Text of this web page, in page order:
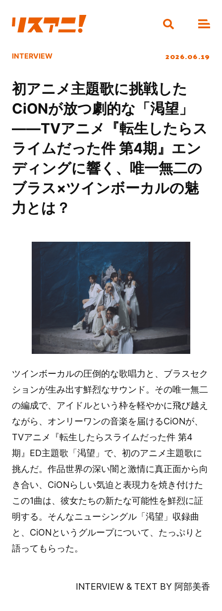
INTERVIEW 2026.06.19
初アニメ主題歌に挑戦した
CiONが放つ劇的な「渇望」
――TVアニメ『転生したらス
ライムだった件 第4期』エン
ディングに響く、唯一無二の
ブラス×ツインボーカルの魅
力とは？
ツインボーカルの圧倒的な歌唱力と、ブラスセク
ションが生み出す鮮烈なサウンド。その唯一無二
の編成で、アイドルという枠を軽やかに飛び越え
ながら、オンリーワンの音楽を届けるCiONが、
TVアニメ『転生したらスライムだった件 第4
期』ED主題歌「渇望」で、初のアニメ主題歌に
挑んだ。作品世界の深い闇と激情に真正面から向
き合い、CiONらしい気迫と表現力を焼き付けた
この1曲は、彼女たちの新たな可能性を鮮烈に証
明する。そんなニューシングル「渇望」収録曲
と、CiONというグループについて、たっぷりと
語ってもらった。
INTERVIEW & TEXT BY 阿部美香